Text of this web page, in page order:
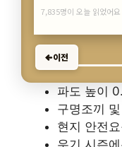
7,835명이 오늘 읽었어요
이전
파도 높이
구명조끼
현지 안전